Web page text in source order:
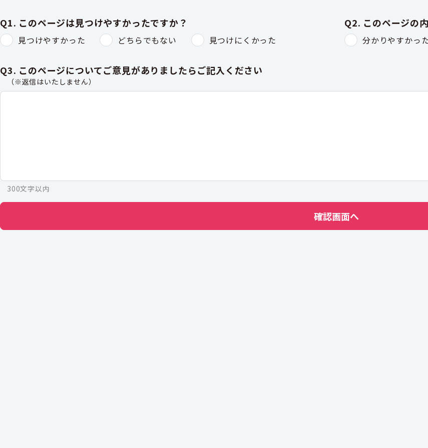
Q1. このページは見つけやすかったですか？
見つけやすかった どちらでもない 見つけにくかった
Q2. このページの
分かりやすかっ
Q3. このページについてご意見がありましたらご記入ください
（※返信はいたしません）
300文字以内